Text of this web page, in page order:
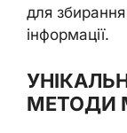
для
інформації.
МЕТОДИ